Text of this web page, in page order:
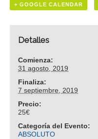
+ GOOGLE CALENDAR
Detalles
Comienza:
31 agosto, 2019
Finaliza:
7 septiembre, 2019
Precio:
25€
Categoría del Evento:
ABSOLUTO